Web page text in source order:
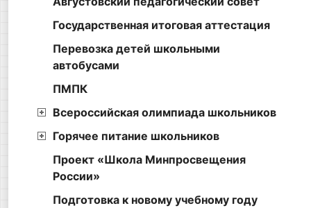
Государственная итоговая аттестация
Перевозка детей школьными
автобусами
ПМПК
Всероссийская олимпиада школьников
Горячее питание школьников
Проект «Школа Минпросвещения
России»
Подготовка к новому учебному году